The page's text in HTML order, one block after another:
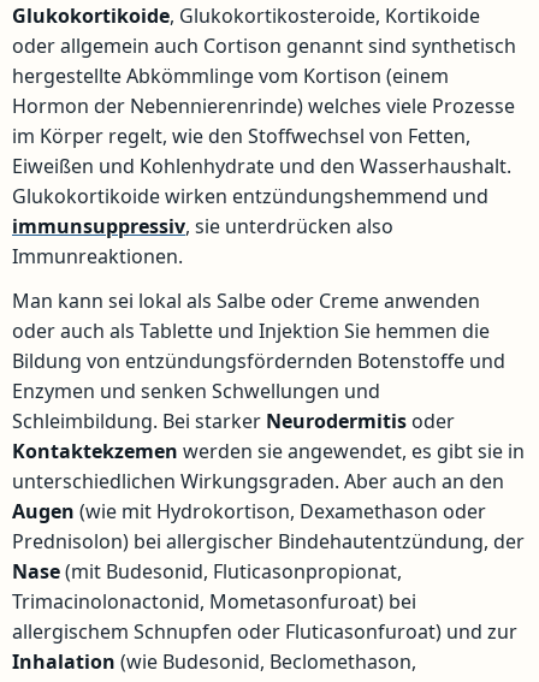
Glukokortikoide, Glukokortikosteroide, Kortikoide
oder allgemein auch Cortison genannt sind synthetisch
hergestellte Abkömmlinge vom Kortison (einem
Hormon der Nebennierenrinde) welches viele Prozesse
im Körper regelt, wie den Stoffwechsel von Fetten,
Eiweißen und Kohlenhydrate und den Wasserhaushalt.
Glukokortikoide wirken entzündungshemmend und
immunsuppressiv, sie unterdrücken also
Immunreaktionen.
Man kann sei lokal als Salbe oder Creme anwenden
oder auch als Tablette und Injektion Sie hemmen die
Bildung von entzündungsfördernden Botenstoffe und
Enzymen und senken Schwellungen und
Schleimbildung. Bei starker Neurodermitis oder
Kontaktekzemen werden sie angewendet, es gibt sie in
unterschiedlichen Wirkungsgraden. Aber auch an den
Augen (wie mit Hydrokortison, Dexamethason oder
Prednisolon) bei allergischer Bindehautentzündung, der
Nase(mit Budesonid, Fluticasonpropionat,
Trimacinolonactonid, Mometasonfuroat) bei
allergischem Schnupfen oder Fluticasonfuroat) und zur
Inhalation (wie Budesonid, Beclomethason,